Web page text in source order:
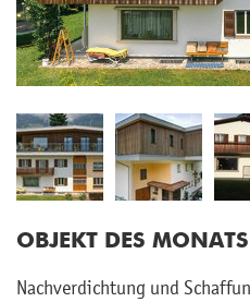
OB­JEKT DES
Nach­ver­dich­tung und